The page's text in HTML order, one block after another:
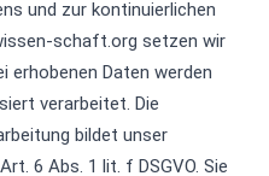
und zur kontinuierlichen
schaft.org setzen wir
erhobenen Daten werden
verarbeitet. Die
bildet unser
6 Abs. 1 lit. f DSGVO. Sie